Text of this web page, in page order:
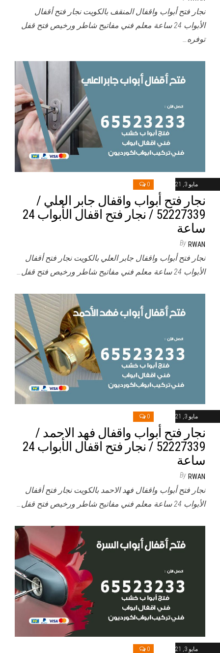
نجار فتح أبواب واقفال المنقف بالكويت نجار فتح أقفال
الأبواب 24 ساعة معلم فني مفاتيح شاطر ورخيص فتح قفل
توفره…
مايو 3, 2021 0
نجار فتح أبواب واقفال جابر العلي /
52227339 / نجار فتح اقفال الأبواب 24
ساعة
By RWAN
نجار فتح أبواب واقفال جابر العلي بالكويت نجار فتح أقفال
الأبواب 24 ساعة معلم فني مفاتيح شاطر ورخيص فتح قفل…
مايو 3, 2021 0
نجار فتح أبواب واقفال فهد الاحمد /
52227339 / نجار فتح اقفال الأبواب 24
ساعة
By RWAN
نجار فتح أبواب واقفال فهد الاحمد بالكويت نجار فتح أقفال
الأبواب 24 ساعة معلم فني مفاتيح شاطر ورخيص فتح قفل…
مايو 3, 2021 0